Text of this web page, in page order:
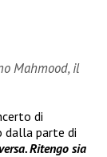
Mahmood, il
di
dalla parte di
Ritengo sia